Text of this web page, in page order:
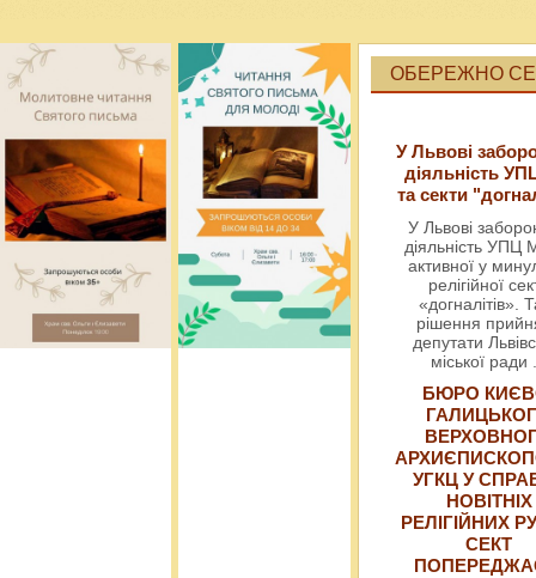
ОБЕРЕЖНО
У Львові
діяльність
та секти
У Львові
діяльність УПЦ
активної у
релігійної
«догналітів».
рішення
депутати
міської ради
БЮРО
УГКЦ У
НОВІТНІХ
РЕЛІГІЙНИХ
СЕКТ